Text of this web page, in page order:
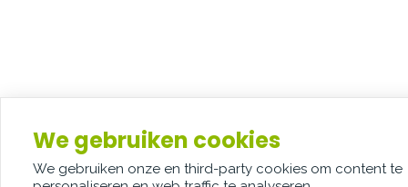
We gebruiken cookies
We gebruiken onze en third-party cookies om content te